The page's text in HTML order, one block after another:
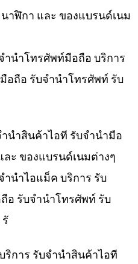
าฬิกา และ ของแบรนด์เนม
ำนำโทรศัพท์มือถือ บริการ
อถือ รับจำนำโทรศัพท์ รับ
นำสินค้าไอที รับจำนำมือ
ะ ของแบรนด์เนมต่างๆ
นำไอแม็ค บริการ รับ
อ รับจำนำโทรศัพท์ รับ
ริการ รับจำนำสินค้าไอที